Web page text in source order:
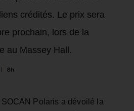
crédités. Le prix sera
prochain, lors de la
au Massey Hall.
8h
SOCAN Polaris a dévoilé la